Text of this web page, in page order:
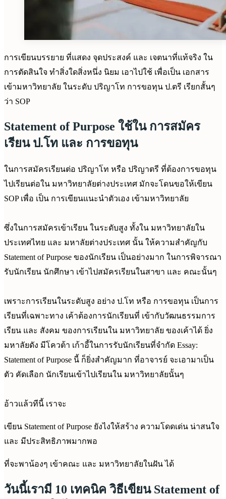
การเขียนบรรยาย ที่แสดง จุดประสงค์ และ เจตนาที่แท้จริง ใน
การตัดสินใจ ทำสิ่งใดสิ่งหนึ่ง นิยม เอาไปใช้ เพื่อเป็น เอกสาร
เข้ามหาวิทยาลัย ในระดับ ปริญาโท การขอทุน ป.ตรี เรียกสั้นๆ
ว่า SOP
Statement of Purpose ใช้ใน การสมัคร
เรียน ป.โท และ การขอทุน
ในการสมัครเรียนต่อ ปริญาโท หรือ ปริญาตรี ที่ต้องการขอทุน
ไปเรียนต่อใน มหาวิทยาลัยต่างประเทศ มักจะโดนขอให้เขียน
SOP เพื่อ เป็น การเขียนแนะนำตัวเอง เข้ามหาวิทยาลัย
ซึ่งในการสมัครเข้าเรียน ในระดับสูง ทั้งใน มหาวิทยาลัยใน
ประเทศไทย และ มหาลัยต่างประเทศ นั้น ให้ความสำคัญกับ
Statement of Purpose ของนักเรียน เป็นอย่างมาก ในการพิจารณา
รับนักเรียน นักศึกษา เข้าไปสมัครเรียนในสาขา และ คณะนั้นๆ
เพราะการเรียนในระดับสูง อย่าง ป.โท หรือ การขอทุน เป็นการ
เรียนที่เฉพาะทาง เค้าต้องการนักเรียนที่ เข้ากับวัฒนธรรมการ
เรียน และ สังคม ของการเรียนใน มหาวิทยาลัย ของเค้าได้ ยิ่ง
มหาลัยดัง มีโควต้า เก้าอี้ในการรับนักเรียนที่จำกัด Essay:
Statement of Purpose นี้ ก็ยิ่งสำคัญมาก ที่อาจารย์ จะเอามาเป็น
ตัว คัดเลือก นักเรียนเข้าไปเรียนใน มหาวิทยาลัยนั้นๆ
อ้าวแล้วทีนี้ เราจะ
เขียน Statement of Purpose ยังไงให้สร้าง ความโดดเด่น น่าสนใจ
และ มีประสิทธิภาพมากพอ
ที่จะพาน้องๆ เข้าคณะ และ มหาวิทยาลัยในฝัน ได้
วันนี้เรามี 10 เทคนิค วิธีเขียน Statement of